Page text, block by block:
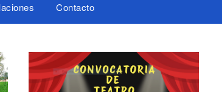
Contacto